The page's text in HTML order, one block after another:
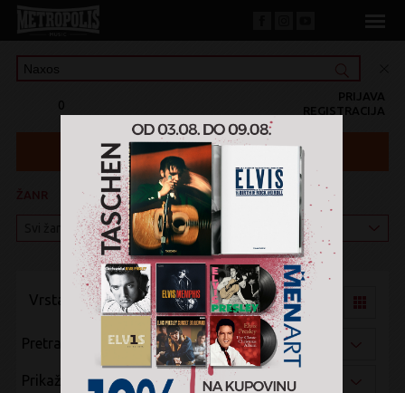
0 REGISTRACIJA
PRIJAVA
KATEGORIJA
Vrsta pregleda:
Pretraži po:
Prikaži po: